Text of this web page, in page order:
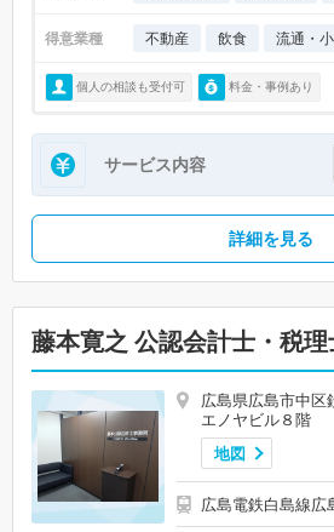
得意業種 不動産 飲食 流通・
個人の相談も受付可 料金・事例あり
サービス内容
詳細を見る
藤本寛之 公認会計士・税
広島県広島市中区
エノヤビル８階
地図
広島電鉄白島線広